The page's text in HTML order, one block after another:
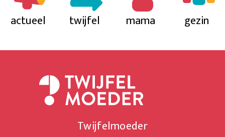
actueel twijfel mama gezin
Twijfelmoeder